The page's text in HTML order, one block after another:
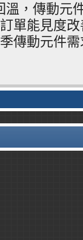
，傳動元
單能見度
傳動元件